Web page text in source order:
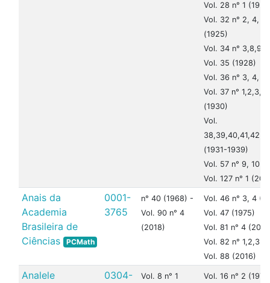
Vol. 28 n° 1
Vol. 32 n° 2, 4, 7,
(1925)
Vol. 34 n°
Vol. 35 (1928)
Vol. 36 n° 3, 4, 8
Vol. 37 n°
(1930)
Vol.
(1931-1939)
Vol. 57 n° 9, 10
Vol. 127 n° 1
Anais da
Academia
Brasileira de
Ciências
PCMath
0001-
3765
n° 40 (1968) -
Vol. 90 n° 4
(2018)
Vol. 46 n° 3, 4
Vol. 47 (1975)
Vol. 81 n° 4
Vol. 82 n° 1,2,3
Vol. 88 (2016)
Analele
0304-
Vol. 8 n° 1
Vol. 16 n° 2